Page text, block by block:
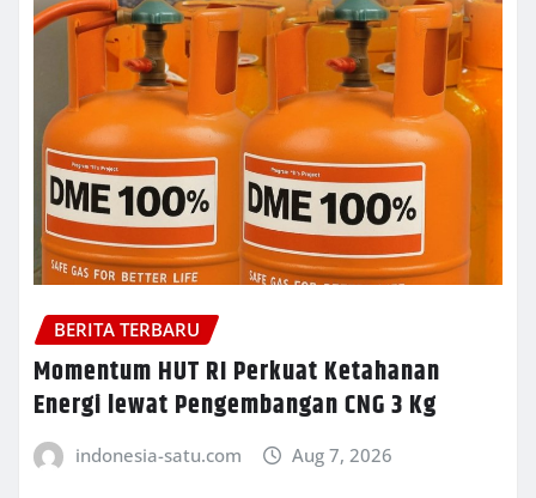
BERITA TERBARU
Momentum HUT RI Perkuat Ketahanan
Energi lewat Pengembangan CNG 3 Kg
indonesia-satu.com Aug 7, 2026